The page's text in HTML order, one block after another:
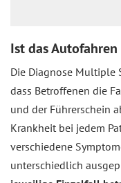
Ist das
Die Diagnose Multiple
dass Betroffenen die
und der Führerschein
Krankheit bei jedem
verschiedene
unterschiedlich